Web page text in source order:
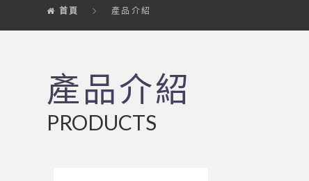
首頁 產品介紹
產品介紹
PRODUCTS